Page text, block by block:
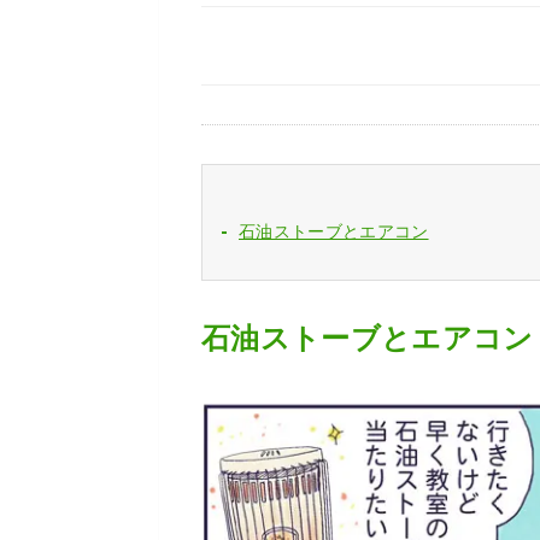
石油ストーブとエアコン
石油ストーブとエアコン